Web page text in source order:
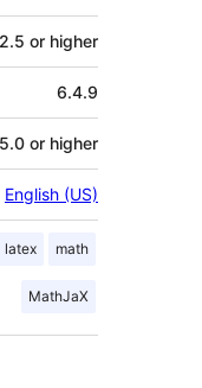
2.5 or higher
6.4.9
5.0 or higher
English (US)
latex math
MathJaX